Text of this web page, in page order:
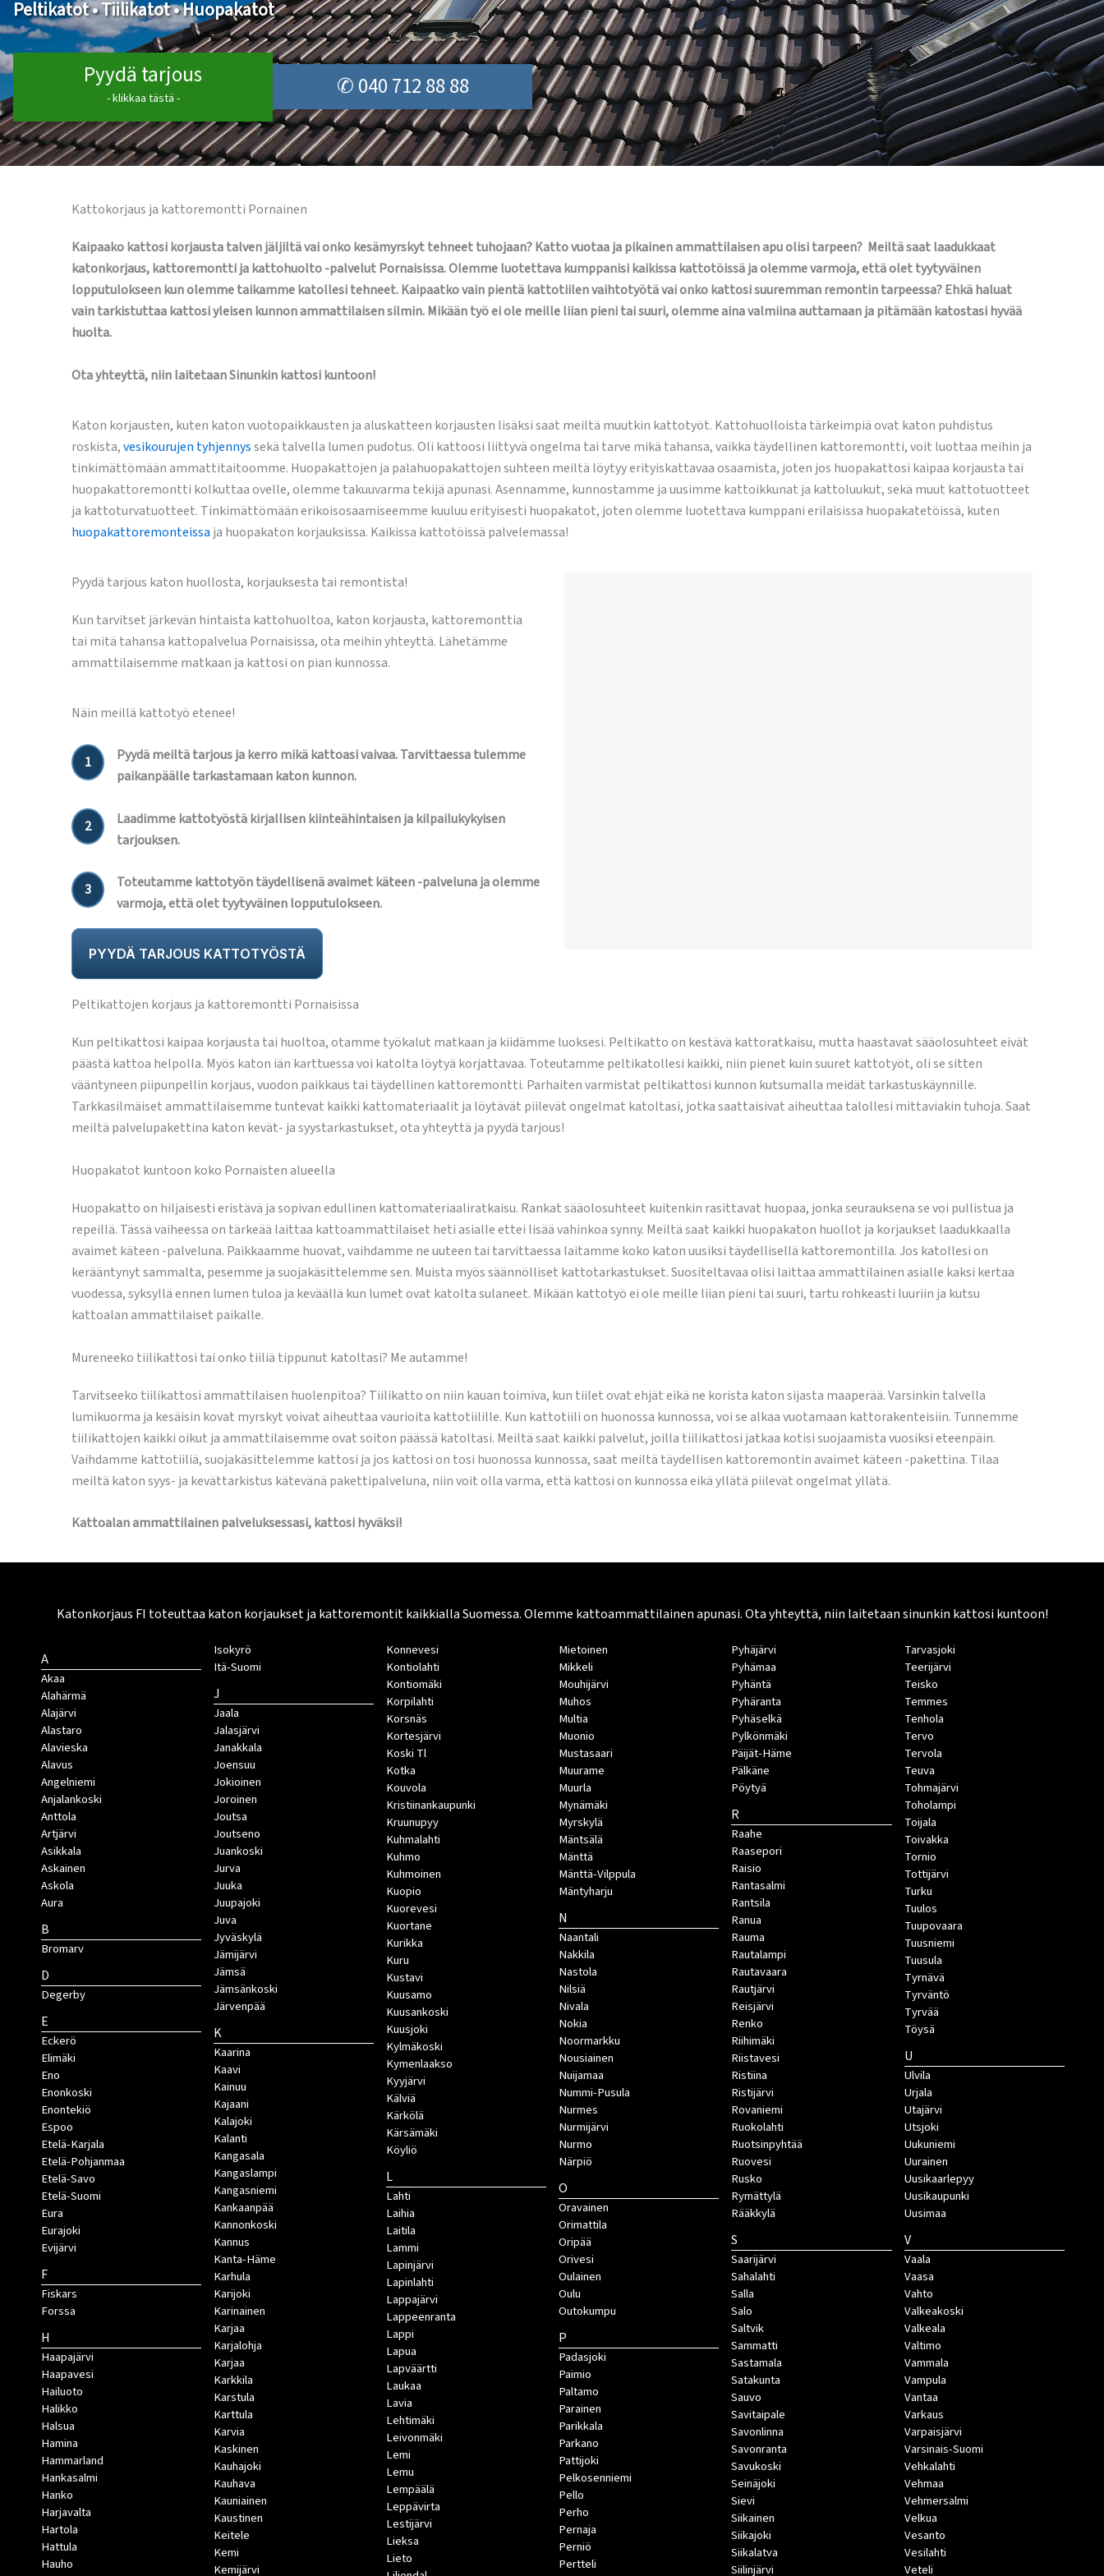
Peltikatot • Tiilikatot • Huopakatot
Pyydä tarjous
- klikkaa tästä - ✆ 040 712 88 88
Kattokorjaus ja kattoremontti Pornainen
Kaipaako kattosi korjausta talven jäljiltä vai onko kesämyrskyt tehneet tuhojaan? Katto vuotaa ja pikainen ammattilaisen apu olisi tarpeen? Meiltä saat laadukkaat
katonkorjaus, kattoremontti ja kattohuolto -palvelut Pornaisissa. Olemme luotettava kumppanisi kaikissa kattotöissä ja olemme varmoja, että olet tyytyväinen
lopputulokseen kun olemme taikamme katollesi tehneet. Kaipaatko vain pientä kattotiilen vaihtotyötä vai onko kattosi suuremman remontin tarpeessa? Ehkä haluat
vain tarkistuttaa kattosi yleisen kunnon ammattilaisen silmin. Mikään työ ei ole meille liian pieni tai suuri, olemme aina valmiina auttamaan ja pitämään katostasi hyvää
huolta.
Ota yhteyttä, niin laitetaan Sinunkin kattosi kuntoon!
Katon korjausten, kuten katon vuotopaikkausten ja aluskatteen korjausten lisäksi saat meiltä muutkin kattotyöt. Kattohuolloista tärkeimpiä ovat katon puhdistus
roskista,vesikourujen tyhjennyssekä talvella lumen pudotus. Oli kattoosi liittyvä ongelma tai tarve mikä tahansa, vaikka täydellinen kattoremontti, voit luottaa meihin ja
tinkimättömään ammattitaitoomme. Huopakattojen ja palahuopakattojen suhteen meiltä löytyy erityiskattavaa osaamista, joten jos huopakattosi kaipaa korjausta tai
huopakattoremontti kolkuttaa ovelle, olemme takuuvarma tekijä apunasi. Asennamme, kunnostamme ja uusimme kattoikkunat ja kattoluukut, sekä muut kattotuotteet
ja kattoturvatuotteet. Tinkimättömään erikoisosaamiseemme kuuluu erityisesti huopakatot, joten olemme luotettava kumppani erilaisissa huopakatetöissä, kuten
huopakattoremonteissa ja huopakaton korjauksissa. Kaikissa kattotöissä palvelemassa!
Pyydä tarjous katon huollosta, korjauksesta tai remontista!
Kun tarvitset järkevän hintaista kattohuoltoa, katon korjausta, kattoremonttia
tai mitä tahansa kattopalvelua Pornaisissa, ota meihin yhteyttä. Lähetämme
ammattilaisemme matkaan ja kattosi on pian kunnossa.
Näin meillä kattotyö etenee!
1
Pyydä meiltä tarjous ja kerro mikä kattoasi vaivaa. Tarvittaessa tulemme
paikanpäälle tarkastamaan katon kunnon.
2
Laadimme kattotyöstä kirjallisen kiinteähintaisen ja kilpailukykyisen
tarjouksen.
3
Toteutamme kattotyön täydellisenä avaimet käteen -palveluna ja olemme
varmoja, että olet tyytyväinen lopputulokseen.
PYYDÄ TARJOUS KATTOTYÖSTÄ
Peltikattojen korjaus ja kattoremontti Pornaisissa
Kun peltikattosi kaipaa korjausta tai huoltoa, otamme työkalut matkaan ja kiidämme luoksesi. Peltikatto on kestävä kattoratkaisu, mutta haastavat sääolosuhteet eivät
päästä kattoa helpolla. Myös katon iän karttuessa voi katolta löytyä korjattavaa. Toteutamme peltikatollesi kaikki, niin pienet kuin suuret kattotyöt, oli se sitten
vääntyneen piipunpellin korjaus, vuodon paikkaus tai täydellinen kattoremontti. Parhaiten varmistat peltikattosi kunnon kutsumalla meidät tarkastuskäynnille.
Tarkkasilmäiset ammattilaisemme tuntevat kaikki kattomateriaalit ja löytävät piilevät ongelmat katoltasi, jotka saattaisivat aiheuttaa talollesi mittaviakin tuhoja. Saat
meiltä palvelupakettina katon kevät- ja syystarkastukset, ota yhteyttä ja pyydä tarjous!
Huopakatot kuntoon koko Pornaisten alueella
Huopakatto on hiljaisesti eristävä ja sopivan edullinen kattomateriaaliratkaisu. Rankat sääolosuhteet kuitenkin rasittavat huopaa, jonka seurauksena se voi pullistua ja
repeillä. Tässä vaiheessa on tärkeää laittaa kattoammattilaiset heti asialle ettei lisää vahinkoa synny. Meiltä saat kaikki huopakaton huollot ja korjaukset laadukkaalla
avaimet käteen -palveluna. Paikkaamme huovat, vaihdamme ne uuteen tai tarvittaessa laitamme koko katon uusiksi täydellisellä kattoremontilla. Jos katollesi on
kerääntynyt sammalta, pesemme ja suojakäsittelemme sen. Muista myös säännölliset kattotarkastukset. Suositeltavaa olisi laittaa ammattilainen asialle kaksi kertaa
vuodessa, syksyllä ennen lumen tuloa ja keväällä kun lumet ovat katolta sulaneet. Mikään kattotyö ei ole meille liian pieni tai suuri, tartu rohkeasti luuriin ja kutsu
kattoalan ammattilaiset paikalle.
Mureneeko tiilikattosi tai onko tiiliä tippunut katoltasi? Me autamme!
Tarvitseeko tiilikattosi ammattilaisen huolenpitoa? Tiilikatto on niin kauan toimiva, kun tiilet ovat ehjät eikä ne korista katon sijasta maaperää. Varsinkin talvella
lumikuorma ja kesäisin kovat myrskyt voivat aiheuttaa vaurioita kattotiilille. Kun kattotiili on huonossa kunnossa, voi se alkaa vuotamaan kattorakenteisiin. Tunnemme
tiilikattojen kaikki oikut ja ammattilaisemme ovat soiton päässä katoltasi. Meiltä saat kaikki palvelut, joilla tiilikattosi jatkaa kotisi suojaamista vuosiksi eteenpäin.
Vaihdamme kattotiiliä, suojakäsittelemme kattosi ja jos kattosi on tosi huonossa kunnossa, saat meiltä täydellisen kattoremontin avaimet käteen -pakettina. Tilaa
meiltä katon syys- ja kevättarkistus kätevänä pakettipalveluna, niin voit olla varma, että kattosi on kunnossa eikä yllätä piilevät ongelmat yllätä.
Kattoalan ammattilainen palveluksessasi, kattosi hyväksi!
Katonkorjaus FI toteuttaa katon korjaukset ja kattoremontit kaikkialla Suomessa. Olemme kattoammattilainen apunasi. Ota yhteyttä, niin laitetaan sinunkin kattosi kuntoon!
A
Akaa
Alahärmä
Alajärvi
Alastaro
Alavieska
Alavus
Angelniemi
Anjalankoski
Anttola
Artjärvi
Asikkala
Askainen
Askola
Aura
B
Bromarv
D
Degerby
E
Eckerö
Elimäki
Eno
Enonkoski
Enontekiö
Espoo
Etelä-Karjala
Etelä-Pohjanmaa
Etelä-Savo
Etelä-Suomi
Eura
Eurajoki
Evijärvi
F
Fiskars
Forssa
H
Haapajärvi
Haapavesi
Hailuoto
Halikko
Halsua
Hamina
Hammarland
Hankasalmi
Hanko
Harjavalta
Hartola
Hattula
Hauho
Isokyrö
Itä-Suomi
J
Jaala
Jalasjärvi
Janakkala
Joensuu
Jokioinen
Joroinen
Joutsa
Joutseno
Juankoski
Jurva
Juuka
Juupajoki
Juva
Jyväskylä
Jämijärvi
Jämsä
Jämsänkoski
Järvenpää
K
Kaarina
Kaavi
Kainuu
Kajaani
Kalajoki
Kalanti
Kangasala
Kangaslampi
Kangasniemi
Kankaanpää
Kannonkoski
Kannus
Kanta-Häme
Karhula
Karijoki
Karinainen
Karjaa
Karjalohja
Karjaa
Karkkila
Karstula
Karttula
Karvia
Kaskinen
Kauhajoki
Kauhava
Kauniainen
Kaustinen
Keitele
Kemi
Kemijärvi
Konnevesi
Kontiolahti
Kontiomäki
Korpilahti
Korsnäs
Kortesjärvi
Koski Tl
Kotka
Kouvola
Kristiinankaupunki
Kruunupyy
Kuhmalahti
Kuhmo
Kuhmoinen
Kuopio
Kuorevesi
Kuortane
Kurikka
Kuru
Kustavi
Kuusamo
Kuusankoski
Kuusjoki
Kylmäkoski
Kymenlaakso
Kyyjärvi
Kälviä
Kärkölä
Kärsämäki
Köyliö
L
Lahti
Laihia
Laitila
Lammi
Lapinjärvi
Lapinlahti
Lappajärvi
Lappeenranta
Lappi
Lapua
Lapväärtti
Laukaa
Lavia
Lehtimäki
Leivonmäki
Lemi
Lemu
Lempäälä
Leppävirta
Lestijärvi
Lieksa
Lieto
Mietoinen
Mikkeli
Mouhijärvi
Muhos
Multia
Muonio
Mustasaari
Muurame
Muurla
Mynämäki
Myrskylä
Mäntsälä
Mänttä
Mänttä-Vilppula
Mäntyharju
N
Naantali
Nakkila
Nastola
Nilsiä
Nivala
Nokia
Noormarkku
Nousiainen
Nuijamaa
Nummi-Pusula
Nurmes
Nurmijärvi
Nurmo
Närpiö
O
Oravainen
Orimattila
Oripää
Orivesi
Oulainen
Oulu
Outokumpu
P
Padasjoki
Paimio
Paltamo
Parainen
Parikkala
Parkano
Pattijoki
Pelkosenniemi
Pello
Perho
Pernaja
Perniö
Pertteli
Pyhäjärvi
Pyhämaa
Pyhäntä
Pyhäranta
Pyhäselkä
Pylkönmäki
Päijät-Häme
Pälkäne
Pöytyä
R
Raahe
Raasepori
Raisio
Rantasalmi
Rantsila
Ranua
Rauma
Rautalampi
Rautavaara
Rautjärvi
Reisjärvi
Renko
Riihimäki
Riistavesi
Ristiina
Ristijärvi
Rovaniemi
Ruokolahti
Ruotsinpyhtää
Ruovesi
Rusko
Rymättylä
Rääkkylä
S
Saarijärvi
Sahalahti
Salla
Salo
Saltvik
Sammatti
Sastamala
Satakunta
Sauvo
Savitaipale
Savonlinna
Savonranta
Savukoski
Seinäjoki
Sievi
Siikainen
Siikajoki
Siikalatva
Siilinjärvi
Tarvasjoki
Teerijärvi
Teisko
Temmes
Tenhola
Tervo
Tervola
Teuva
Tohmajärvi
Toholampi
Toijala
Toivakka
Tornio
Tottijärvi
Turku
Tuulos
Tuupovaara
Tuusniemi
Tuusula
Tyrnävä
Tyrväntö
Tyrvää
Töysä
U
Ulvila
Urjala
Utajärvi
Utsjoki
Uukuniemi
Uurainen
Uusikaarlepyy
Uusikaupunki
Uusimaa
V
Vaala
Vaasa
Vahto
Valkeakoski
Valkeala
Valtimo
Vammala
Vampula
Vantaa
Varkaus
Varpaisjärvi
Varsinais-Suomi
Vehkalahti
Vehmaa
Vehmersalmi
Velkua
Vesanto
Vesilahti
Veteli